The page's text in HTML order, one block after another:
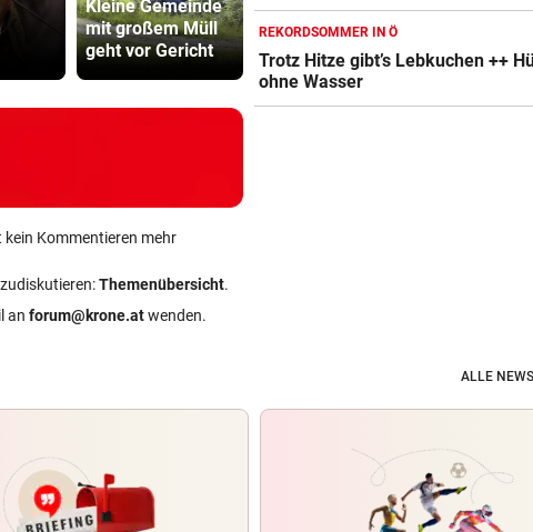
Kleine Gemeinde
mit großem Müll
geht vor Gericht
Wirbel um WM-
Finale 2030: Jetzt
reagiert Spanien
Filiale
Kommentieren mehr
Themenübersicht.
an forum@krone.atwenden.
REKORDSOMMER IN Ö
Trotz Hitze gibt’s Lebkuchen ++
ohne Wasser
ALLE